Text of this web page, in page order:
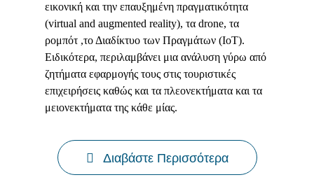
εικονική και την επαυξημένη πραγματικότητα
(virtual and augmented reality), τα drone, τα
ρομπότ ,το Διαδίκτυο των Πραγμάτων (ΙοΤ).
Ειδικότερα, περιλαμβάνει μια ανάλυση γύρω από
ζητήματα εφαρμογής τους στις τουριστικές
επιχειρήσεις καθώς και τα πλεονεκτήματα και τα
μειονεκτήματα της κάθε μίας.
Διαβάστε Περισσότερα